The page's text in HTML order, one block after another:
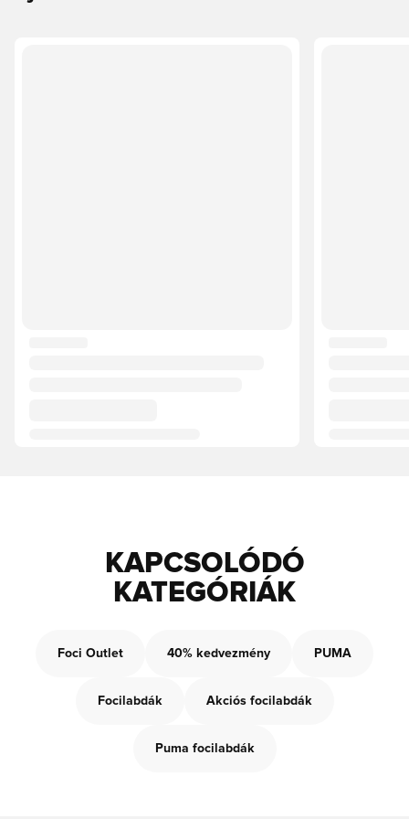
KAPCSOLÓDÓ
KATEGÓRIÁK
Foci Outlet 40% kedvezmény PUMA
Focilabdák Akciós focilabdák
Puma focilabdák